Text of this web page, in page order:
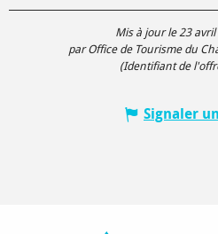
Mis à jour le 23 avril
par Office de Tourisme du
(Identifiant de
Signaler